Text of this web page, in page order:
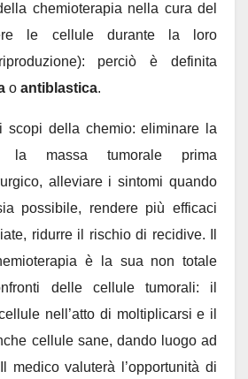
chemioterapia nella cura del
le cellule durante la loro
perciò è definita
o antiblastica.
scopi della chemio: eliminare la
la massa tumorale prima
alleviare i sintomi quando
possibile, rendere più efficaci
ridurre il rischio di recidive. Il
è la sua non totale
delle cellule tumorali: il
nell’atto di moltiplicarsi e il
cellule sane, dando luogo ad
medico valuterà l’opportunità di